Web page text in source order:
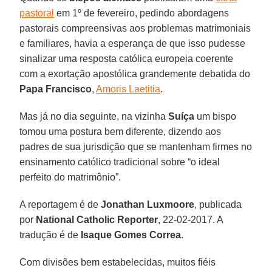
pastoral em 1º de fevereiro, pedindo abordagens
pastorais compreensivas aos problemas matrimoniais
e familiares, havia a esperança de que isso pudesse
sinalizar uma resposta católica europeia coerente
com a exortação apostólica grandemente debatida do
Papa Francisco,Amoris Laetitia.
Mas já no dia seguinte, na vizinhaSuíça um bispo
tomou uma postura bem diferente, dizendo aos
padres de sua jurisdição que se mantenham firmes no
ensinamento católico tradicional sobre “o ideal
perfeito do matrimônio”.
A reportagem é deJonathan Luxmoore, publicada
por National Catholic Reporter, 22-02-2017. A
tradução é de Isaque Gomes Correa.
Com divisões bem estabelecidas, muitos fiéis